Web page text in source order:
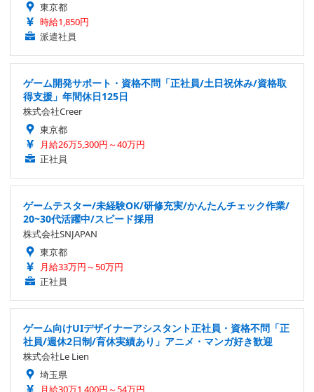
東京都
時給1,850円
派遣社員
ゲーム開発サポート・資格不問「正社員/土日祝休み/資格取
得支援」年間休日125日
株式会社Creer
東京都
月給26万5,300円～40万円
正社員
ゲームテスター/未経験OK/研修充実/かんたんチェック作業/
20~30代活躍中/スピード採用
株式会社SNJAPAN
東京都
月給33万円～50万円
正社員
ゲーム向けUIデザイナーアシスタント正社員・資格不問「正
社員/週休2日制/育休実績あり」アニメ・マンガ好き歓迎
株式会社Le Lien
埼玉県
月給30万1,400円～54万円